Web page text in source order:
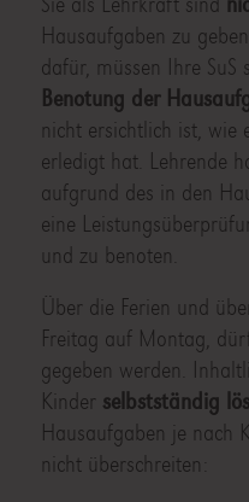
Hausaufgaben zu
dafür, müssen Ihre SuS
Benotung der
nicht ersichtlich ist, wie
erledigt hat. Lehrende
aufgrund des in den
eine
und zu benoten.
Über die Ferien und
Freitag auf Montag,
gegeben werden.
Kinder selbstständig
Hausaufgaben je nach
nicht überschreiten: